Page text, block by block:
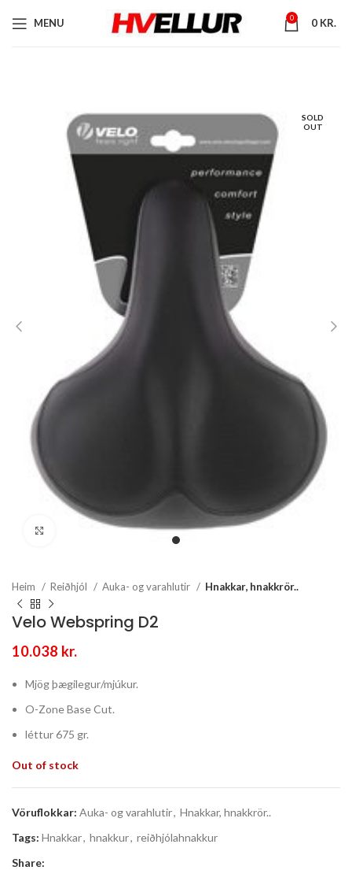
MENU 0 0 KR.
SOLD
OUT
Stækka mynd
Heim Reiðhjól Auka- og varahlutir Hnakkar, hnakkrör..
Velo Webspring D2
10.038 kr.
Mjög þægilegur/mjúkur.
O-Zone Base Cut.
léttur 675 gr.
Out of stock
Vöruflokkar: Auka- og varahlutir, Hnakkar, hnakkrör..
Tags: Hnakkar, hnakkur, reiðhjólahnakkur
Share: